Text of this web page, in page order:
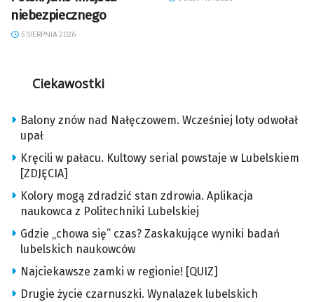
niebezpiecznego
5 SIERPNIA 2026
Ciekawostki
Balony znów nad Nałęczowem. Wcześniej loty odwołał
upał
Kręcili w pałacu. Kultowy serial powstaje w Lubelskiem
[ZDJĘCIA]
Kolory mogą zdradzić stan zdrowia. Aplikacja
naukowca z Politechniki Lubelskiej
Gdzie „chowa się” czas? Zaskakujące wyniki badań
lubelskich naukowców
Najciekawsze zamki w regionie! [QUIZ]
Drugie życie czarnuszki. Wynalazek lubelskich